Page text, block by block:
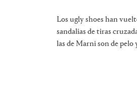
Los ugly shoes han
sandalias de tiras
las de Marni son de pelo